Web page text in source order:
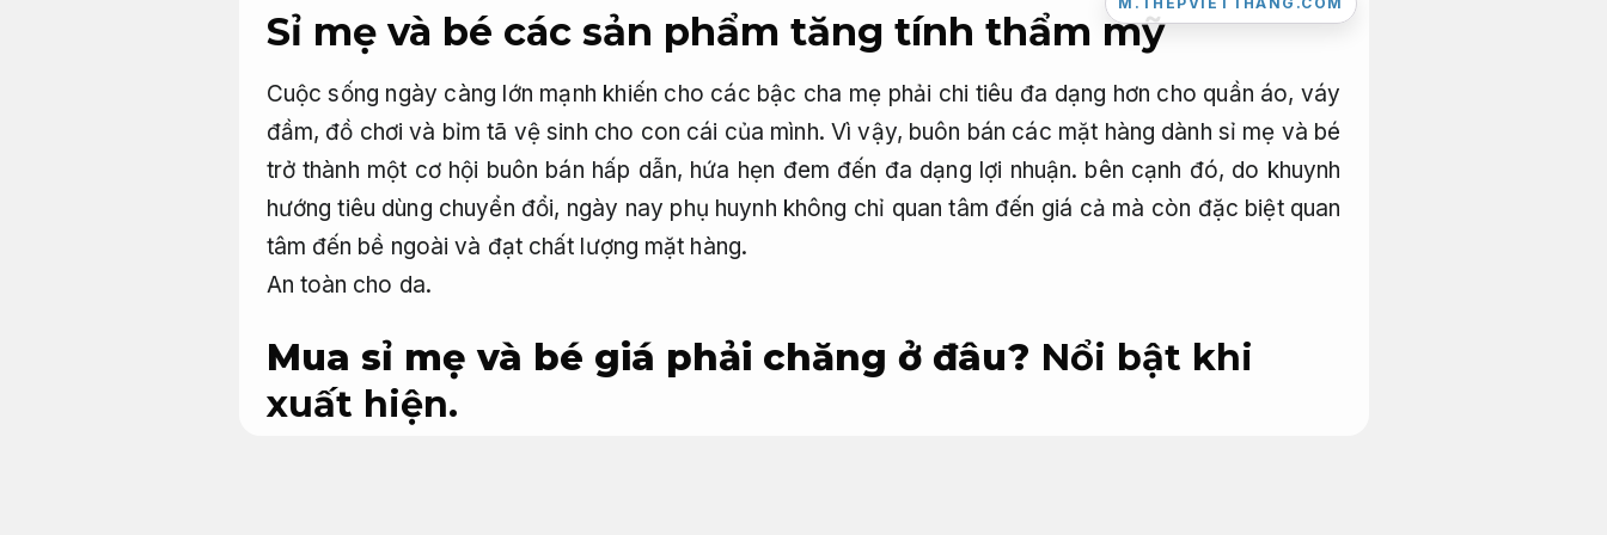
Sỉ mẹ và bé các sản phẩm tăng tính thẩm mỹ
Cuộc sống ngày càng lớn mạnh khiến cho các bậc cha mẹ phải chi tiêu đa dạng hơn cho quần áo, váy
đầm, đồ chơi và bỉm tã vệ sinh cho con cái của mình. Vì vậy, buôn bán các mặt hàng dành sỉ mẹ và bé
trở thành một cơ hội buôn bán hấp dẫn, hứa hẹn đem đến đa dạng lợi nhuận. bên cạnh đó, do khuynh
hướng tiêu dùng chuyển đổi, ngày nay phụ huynh không chỉ quan tâm đến giá cả mà còn đặc biệt quan
tâm đến bề ngoài và đạt chất lượng mặt hàng.
An toàn cho da.
Mua sỉ mẹ và bé giá phải chăng ở đâu? Nổi bật khi
xuất hiện.